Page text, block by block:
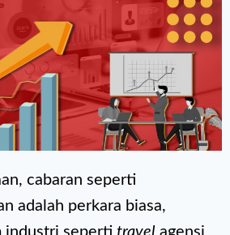
cabaran seperti
adalah perkara biasa,
industri seperti travel agensi